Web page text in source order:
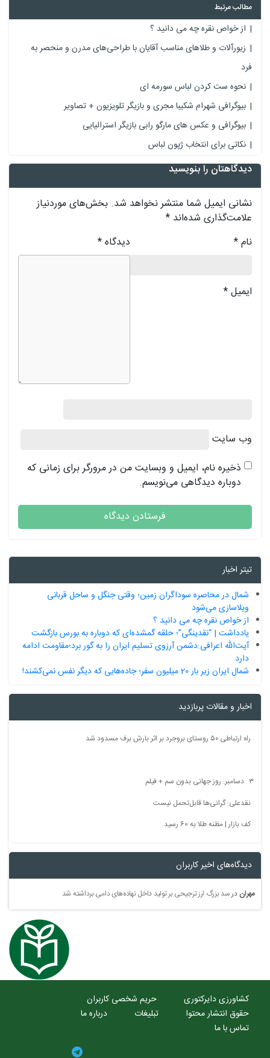
مطالب مرتبط
از خواص نقره چه می دانید ؟
زیورآلات و طلاهای مناسب آقایان با طراحی‌های مدرن و منحصر به
فرد
نحوه ست کردن لباس سورمه ای
بیوگرافی شهرام شکیبا مجری و بازیگر تلویزیون + تصاویر
بیوگرافی و عکس های مارگو رابی بازیگر استرالیایی
نکاتی برای انتخاب ژپون لباس
دیدگاهتان را بنویسید
نشانی ایمیل شما منتشر نخواهد شد. بخش‌های موردنیاز
علامت‌گذاری شده‌اند *
دیدگاه* نام*
ایمیل*
وب‌ سایت
ذخیره نام، ایمیل و وبسایت من در مرورگر برای زمانی که
دوباره دیدگاهی می‌نویسم.
تیتر اخبار
شمال در محاصره سوداگران زمین؛ وقتی جنگل و ساحل قربانی
ویلاسازی می‌شود
از خواص نقره چه می دانید ؟
یادداشت | “نقدینگی”؛ حلقه گمشده‌ای که دوباره به بورس بازگشت
آیت‌الله اعرافی:دشمن آرزوی تسلیم ایران را به گور برد؛مقاومت ادامه
دارد
شمال ایران زیر بار 20 میلیون سفر؛ جاده‌هایی که دیگر نفس نمی‌کشند!
اخبار و مقالات پربازدید
راه ارتباطی ۵۰ روستای بروجرد بر اثر بارش برف مسدود شد
۳ دسامبر: روز جهانی بدون سم + فیلم
نقدعلی: گرانی‌ها قابل‌تحمل نیست
کف بازار | مظنه طلا به 60 رسید
دیدگاه‌های اخیر کاربران
مهراندرسد بزرگ ارز ترجیحی بر تولید داخل نهاده‌های دامی برداشته شد
کشاورزی دایرکتوری
حریم شخصی کاربران
حقوق انتشار محتوا
تبلیغات
درباره ما
تماس با ما